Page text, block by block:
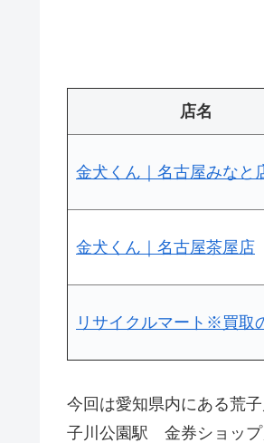
店名
金犬くん｜名古屋みなと
金犬くん｜名古屋茶屋店
リサイクルマート※買取
今回は愛知県内にある荒
子川公園駅 金券ショップ